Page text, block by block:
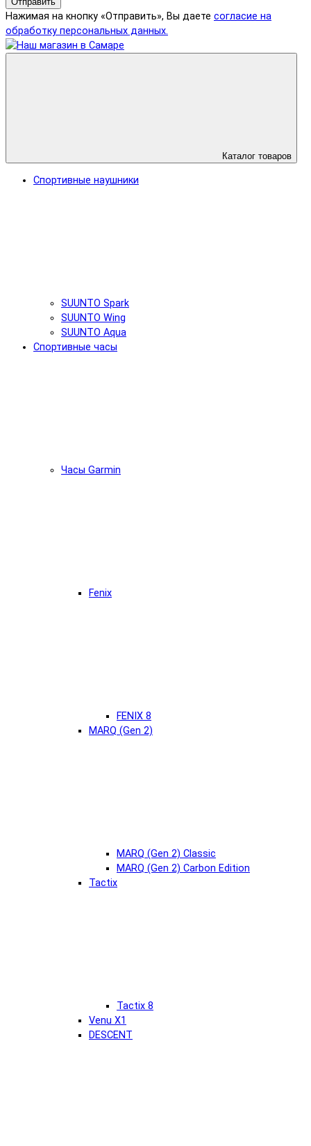
Нажимая на кнопку «Отправить», Вы даете согласие на
обработку персональных данных.
Каталог товаров
Спортивные наушники
SUUNTO Spark
SUUNTO Wing
SUUNTO Aqua
Спортивные часы
Часы Garmin
Fenix
FENIX 8
MARQ (Gen 2)
MARQ (Gen 2) Classic
MARQ (Gen 2) Carbon Edition
Tactix
Tactix 8
Venu X1
DESCENT